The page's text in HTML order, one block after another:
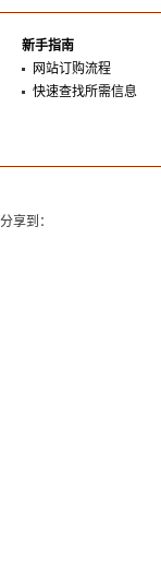
新手指南
网站订购流程
快速查找所需信息
分享到：